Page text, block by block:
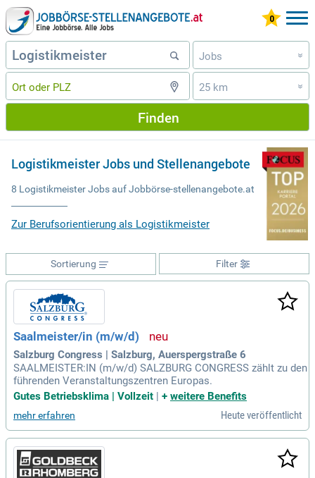
Jobs »
25 km »
Finden
Logistikmeister Jobs und Stellenangebote
8 Logistikmeister Jobs auf Jobbörse-stellenangebote.at
Zur Berufsorientierung als Logistikmeister
Filter
Sortierung
Saalmeister/in (m/w/d)
Salzburg Congress | Salzburg, Auerspergstraße 6
SAALMEISTER:IN (m/w/d) SALZBURG CONGRESS zählt zu den
führenden Veranstaltungszentren Europas.
Gutes Betriebsklima | Vollzeit | + weitere Benefits
mehr erfahren Heute veröffentlicht